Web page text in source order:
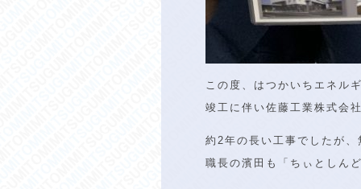
この度、はつかいちエネル
竣工に伴い佐藤工業株式会
約2年の長い工事でしたが
職長の濱田も「ちぃとしん